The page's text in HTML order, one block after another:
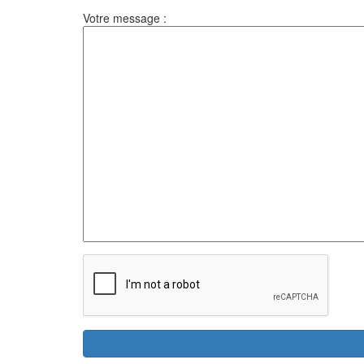
Votre message :